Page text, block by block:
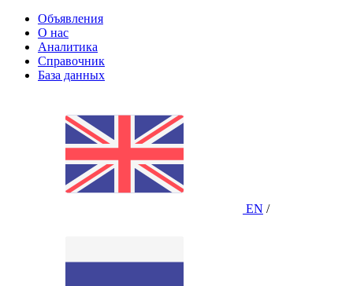
Объявления
О нас
Аналитика
Справочник
База данных
EN /